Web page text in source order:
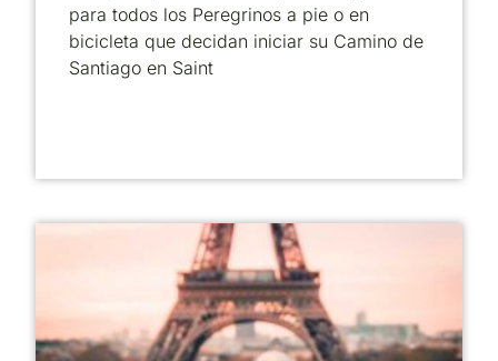
para todos los Peregrinos a pie o en
bicicleta que decidan iniciar su Camino de
Santiago en Saint